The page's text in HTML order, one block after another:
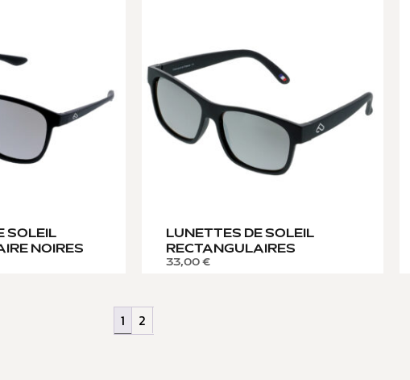
SOLEIL
NOIRES
LUNETTES DE SOLEIL
RECTANGULAIRES
33,00 €
1 2